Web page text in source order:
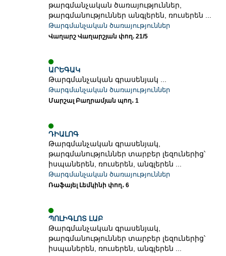
թարգմանչական ծառայություններ,
թարգմանություններ անգլերեն, ռուսերեն ...
Թարգմանչական ծառայություններ
Վաղարշ Վաղարշյան փող. 21/5
ԱՐԵԳԱԿ
Թարգմանչական գրասենյակ ...
Թարգմանչական ծառայություններ
Մարշալ Բաղրամյան պող․ 1
ԴԻԱԼՈԳ
Թարգմանչական գրասենյակ,
թարգմանություններ տարբեր լեզուներից՝
իսպաներեն, ռուսերեն, անգլերեն ...
Թարգմանչական ծառայություններ
Ռաֆայել Լեմկինի փող․ 6
ՊՈԼԻԳԼՈՏ ԼԱԲ
Թարգմանչական գրասենյակ,
թարգմանություններ տարբեր լեզուներից՝
իսպաներեն, ռուսերեն, անգլերեն ...